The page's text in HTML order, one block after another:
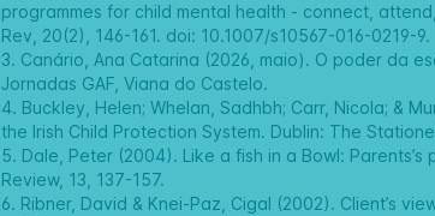
programmes for child mental health - connect,
Rev, 20(2), 146-161. doi: 10.1007/s10567-016-0219-9.
3. Canário, Ana Catarina (2026, maio). O poder da
Jornadas GAF, Viana do Castelo.
4. Buckley, Helen; Whelan, Sadhbh; Carr, Nicola; &
the Irish Child Protection System. Dublin: The
5. Dale, Peter (2004). Like a fish in a Bowl:
Review, 13, 137-157.
6. Ribner, David & Knei-Paz, Cigal (2002). Client’s